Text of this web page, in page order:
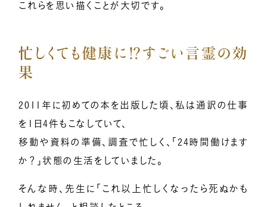
これらを思い描くことが大切です。
忙しくても健康に⁉️すごい言霊の効
果
2011年に初めての本を出版した頃、私は通訳の仕事
を1日4件もこなしていて、
移動や資料の準備、調査で忙しく、「24時間働けます
か？」状態の生活をしていました。
そんな時、先生に「これ以上忙しくなったら死ぬかも